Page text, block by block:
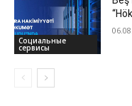
Социальные
сервисы